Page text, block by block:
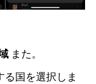
また。
国を選択しま